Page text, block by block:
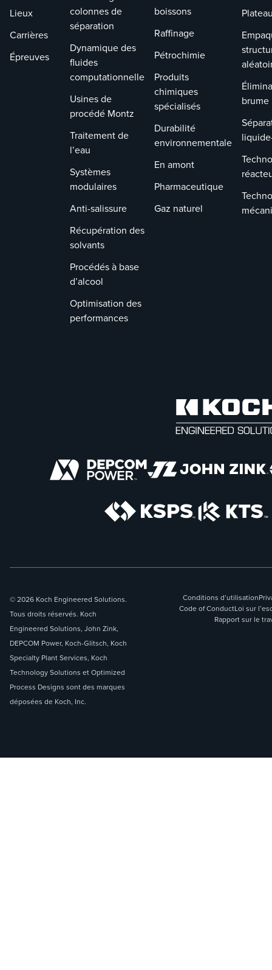
Lieux
Carrières
Épreuves
colonnes de
séparation
Dynamique des
fluides
computationnelle
Usines de
procédé Montz
Traitement de
l’eau
Systèmes
modulaires
Anti-salissure
Récupération des
solvants
Procédés à base
d’alcool
Optimisation des
performances
boissons
Raffinage
Pétrochimie
Produits
chimiques
spécialisés
Durabilité
environnementale
En amont
Pharmaceutique
Gaz naturel
brume
© 2026 Koch Engineered Solutions.
Tous droits réservés. Koch
Engineered Solutions, John Zink,
DEPCOM Power, Koch-Glitsch, Koch
Specialty Plant Services, Koch
Technology Solutions et Optimized
Process Designs sont des marques
déposées de Koch, Inc.
Conditions d’utilisation
Code of ConductLoi sur
Rapport sur le